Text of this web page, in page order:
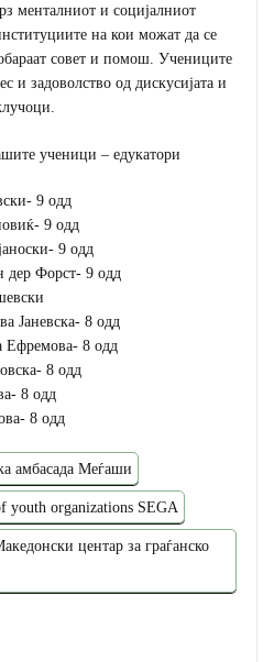
менталниот и социјалниот
на кои можат да се
совет и помош. Учениците
и задоволство од дискусијата и
ученици – едукатори
9 одд
9 одд
9 одд
дер Форст- 9 одд
Јаневска- 8 одд
Ефремова- 8 одд
8 одд
8 одд
8 одд
амбасада Меѓаши
youth organizations SEGA
центар за граѓанско